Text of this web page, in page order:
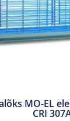
MO-EL
CRI